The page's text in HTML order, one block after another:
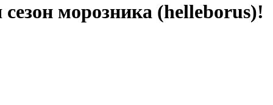
морозника (helleborus)!